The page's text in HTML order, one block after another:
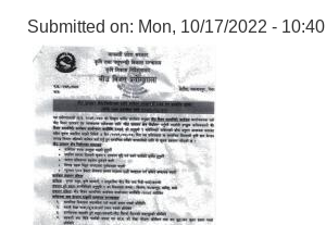
Submitted on: Mon, 10/17/2022 - 10:40